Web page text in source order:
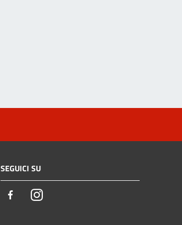
SEGUICI SU
FacebookInstagram